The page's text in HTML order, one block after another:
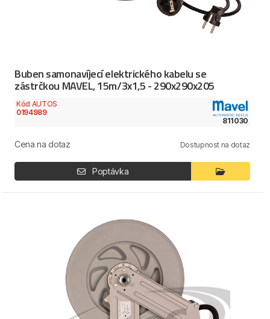
Buben samonavíjecí elektrického kabelu se
zástrčkou MAVEL, 15m/3x1,5 - 290x290x205
Kód AUTOS
0194989
811030
Cena na dotaz Dostupnost na dotaz
Poptávka